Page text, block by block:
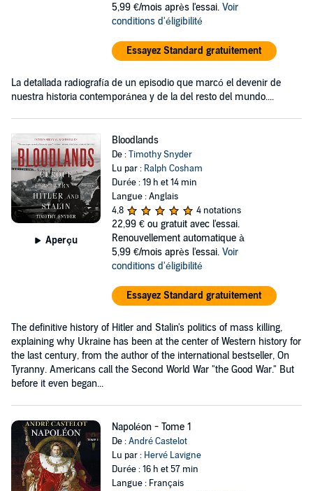
5,99 €/mois après l'essai. Voir
conditions d'éligibilité
Essayez Standard gratuitement
La detallada radiografía de un episodio que marcó el devenir de
nuestra historia contemporánea y de la del resto del mundo....
Aperçu
Bloodlands
De :Timothy Snyder
Lu par : Ralph Cosham
Durée : 19 h et 14 min
Langue : Anglais
4,8
4 notations
22,99 € ou gratuit avec l'essai.
Renouvellement automatique à
5,99 €/mois après l'essai. Voir
conditions d'éligibilité
Essayez Standard gratuitement
The definitive history of Hitler and Stalin's politics of mass killing,
explaining why Ukraine has been at the center of Western history for
the last century, from the author of the international bestseller, On
Tyranny. Americans call the Second World War "the Good War." But
before it even began...
Napoléon - Tome 1
De :André Castelot
Lu par : Hervé Lavigne
Durée : 16 h et 57 min
Langue : Français